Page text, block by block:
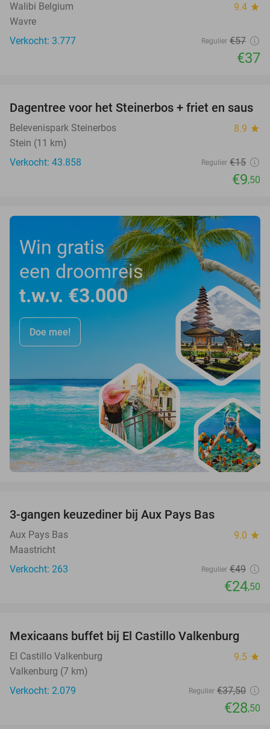
Walibi Belgium 9.4 star
Wavre
Verkocht: 3.777
Regulier €57
€37
37%
Dagentree voor het Steinerbos + friet en saus
Belevenispark Steinerbos 8.9 star
Stein (11 km)
Verkocht: 43.858
Regulier €15
€9,50
Win gratis
een droomreis
t.w.v. €3.000
Doe mee!
3-gangen keuzediner bij Aux Pays Bas
Aux Pays Bas 9.0 star
Maastricht
Verkocht: 263
Regulier €49
€24,50
24%
Mexicaans buffet bij El Castillo Valkenburg
El Castillo Valkenburg 9.5 star
Valkenburg (7 km)
Verkocht: 2.079
Regulier €37,50
€28,50